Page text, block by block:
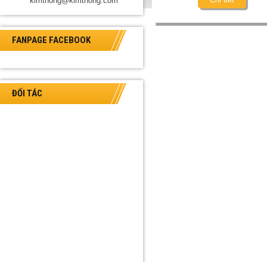
FANPAGE FACEBOOK
ĐỐI TÁC